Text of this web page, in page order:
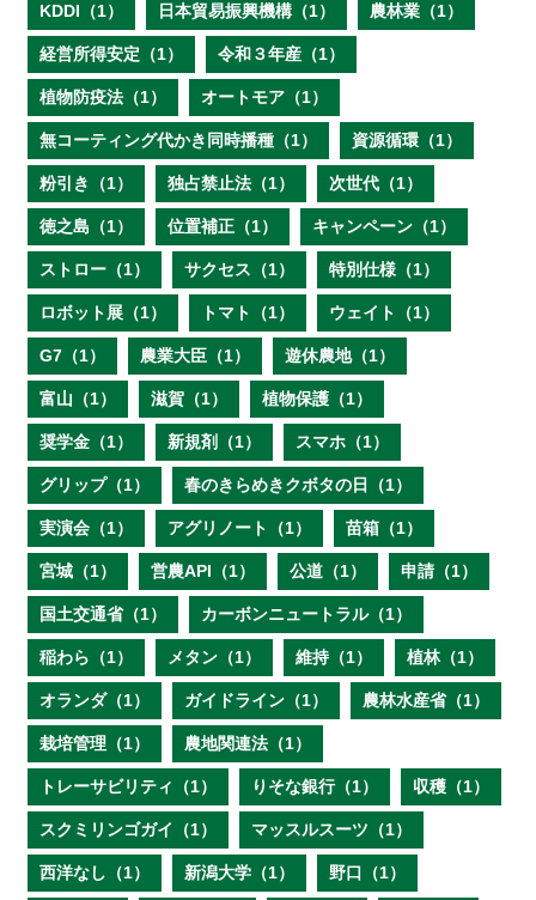
KDDI（1） 日本貿易振興機構（1） 農林業（1）
経営所得安定（1） 令和３年産（1）
植物防疫法（1） オートモア（1）
無コーティング代かき同時播種（1） 資源循環（1）
粉引き（1） 独占禁止法（1） 次世代（1）
徳之島（1） 位置補正（1） キャンペーン（1）
ストロー（1） サクセス（1） 特別仕様（1）
ロボット展（1） トマト（1） ウェイト（1）
G7（1） 農業大臣（1） 遊休農地（1）
富山（1） 滋賀（1） 植物保護（1）
奨学金（1） 新規剤（1） スマホ（1）
グリップ（1） 春のきらめきクボタの日（1）
実演会（1） アグリノート（1） 苗箱（1）
宮城（1） 営農API（1） 公道（1） 申請（1）
国土交通省（1） カーボンニュートラル（1）
稲わら（1） メタン（1） 維持（1） 植林（1）
オランダ（1） ガイドライン（1） 農林水産省（1）
栽培管理（1） 農地関連法（1）
トレーサビリティ（1） りそな銀行（1） 収穫（1）
スクミリンゴガイ（1） マッスルスーツ（1）
西洋なし（1） 新潟大学（1） 野口（1）